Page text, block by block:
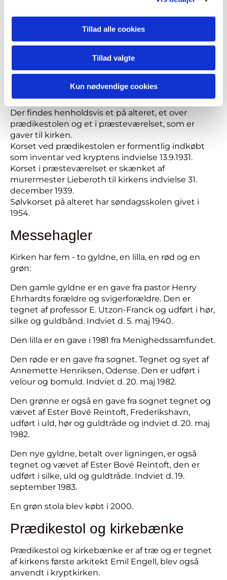
Tillad alle cookies
Tillad valgte
Kun nødvendige cookies
Bent Ehrhardt er søn af kirkens første sognepræst
og primus motor i udskillelsen af Johannes Døber
sogn fra Jesuskirken.
- Senere indviedes to vaser svarende til de nye
lysestager, begge dele tegnet og udført af
sølvsmed Erik Sjødahl.
Krucifikserne
Der findes henholdsvis et på alteret, et over
prædikestolen og et i præsteværelset, som er
gaver til kirken.
Korset ved prædikestolen er formentlig indkøbt
som inventar ved kryptens indvielse 13.9.1931.
Korset i præsteværelset er skænket af
murermester Lieberoth til kirkens indvielse 31.
december 1939.
Sølvkorset på alteret har søndagsskolen givet i
1954.
Messehagler
Kirken har fem - to gyldne, en lilla, en rød og en
grøn:
Den gamle gyldne er en gave fra pastor Henry
Ehrhardts forældre og svigerforældre. Den er
tegnet af professor E. Utzon-Franck og udført i hør,
silke og guldbånd. Indviet d. 5. maj 1940.
Den lilla er en gave i 1981 fra Menighedssamfundet.
Den røde er en gave fra sognet. Tegnet og syet af
Annemette Henriksen, Odense. Den er udført i
velour og bomuld. Indviet d. 20. maj 1982.
Den grønne er også en gave fra sognet tegnet og
vævet af Ester Bové Reintoft, Frederikshavn,
udført i uld, hør og guldtråde og indviet d. 20. maj
1982.
Den nye gyldne, betalt over ligningen, er også
tegnet og vævet af Ester Bové Reintoft, den er
udført i silke, uld og guldtråde. Indviet d. 19.
september 1983.
En grøn stola blev købt i 2000.
Prædikestol og kirkebænke
Prædikestol og kirkebænke er af træ og er tegnet
af kirkens første arkitekt Emil Engell, blev også
anvendt i kryptkirken.